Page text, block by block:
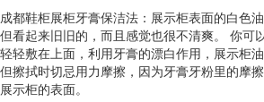
成都鞋柜展柜牙膏保洁法：展示柜表面的白色
但看起来旧旧的，而且感觉也很不清爽。 你可
轻轻敷在上面，利用牙膏的漂白作用，展示柜
但擦拭时切忌用力摩擦，因为牙膏牙粉里的摩
展示柜的表面。